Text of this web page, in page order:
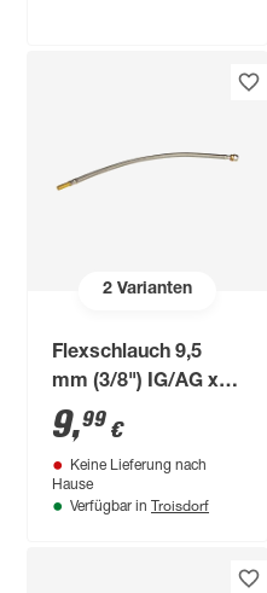
2Varianten
Flexschlauch 9,5
mm (3/8") IG/AG x Ø
10 mm x 500 mm
9,99 €
Keine Lieferung nach
Hause
Verfügbar in Troisdorf